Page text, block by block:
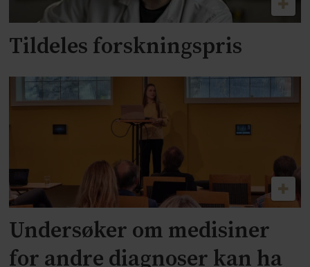
Tildeles forskningspris
Undersøker om medisiner
for andre diagnoser kan ha